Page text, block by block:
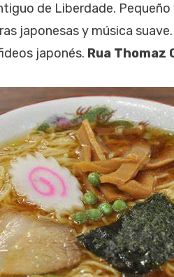
de Liberdade.
japonesas y música
japonés. Rua Thomaz